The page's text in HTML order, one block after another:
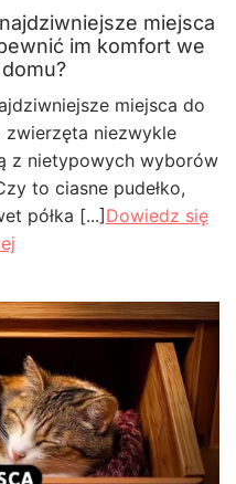
miejsca
im komfort we
miejsca do
zwierzęta niezwykle
z nietypowych wyborów
to ciasne pudełko,
półka [...]Dowiedz się